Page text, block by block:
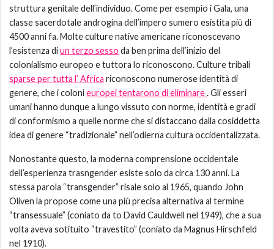
struttura genitale dell’individuo. Come per esempio i Gala, una
classe sacerdotale androgina dell’impero sumero esistita più di
4500 anni fa. Molte culture native americane riconoscevano
l’esistenza diun terzo sesso da ben prima dell’inizio del
colonialismo europeo e tuttora lo riconoscono. Culture tribali
sparse per tutta l’ Africa riconoscono numerose identità di
genere, che i colonieuropei tentarono di eliminare. Gli esseri
umani hanno dunque a lungo vissuto con norme, identità e gradi
di conformismo a quelle norme che si distaccano dalla cosiddetta
idea di genere “tradizionale” nell’odierna cultura occidentalizzata.
Nonostante questo, la moderna comprensione occidentale
dell’esperienza trasngender esiste solo da circa 130 anni. La
stessa parola “transgender” risale solo al 1965, quando John
Oliven la propose come una più precisa alternativa al termine
“transessuale” (coniato da to David Cauldwell nel 1949), che a sua
volta aveva sotituito “travestito” (coniato da Magnus Hirschfeld
nel 1910).